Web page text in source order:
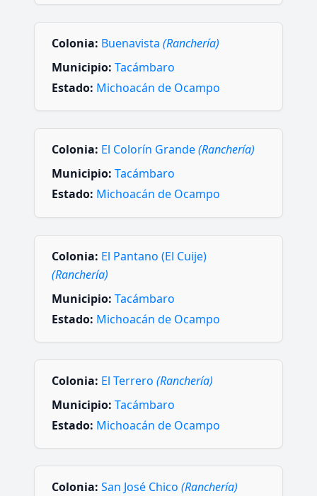
Colonia: Buenavista (Ranchería)
Municipio: Tacámbaro
Estado: Michoacán de Ocampo
Colonia: El Colorín Grande(Ranchería)
Municipio: Tacámbaro
Estado: Michoacán de Ocampo
Colonia: El Pantano (El Cuije)
(Ranchería)
Municipio: Tacámbaro
Estado: Michoacán de Ocampo
Colonia: El Terrero (Ranchería)
Municipio: Tacámbaro
Estado: Michoacán de Ocampo
Colonia: San José Chico (Ranchería)